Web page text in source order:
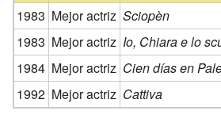
1983 Mejor actriz Sciopèn
1983 Mejor actriz Io, Chiara e lo
1984 Mejor actriz Cien días en
1992 Mejor actriz Cattiva